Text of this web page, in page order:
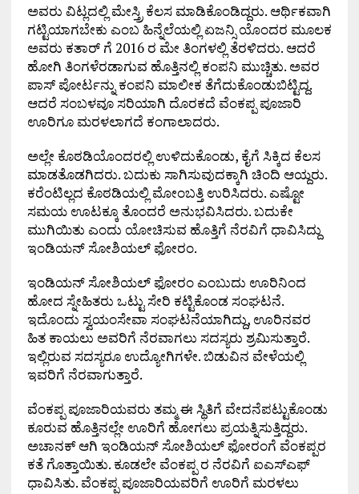
ಅವರು ವಿಟ್ಲದಲ್ಲಿ ಮೇಸ್ತ್ರಿ ಕೆಲಸ ಮಾಡಿಕೊಂಡಿದ್ದರು. ಆರ್ಥಿಕವಾಗಿ
ಗಟ್ಟಿಯಾಗಬೇಕು ಎಂಬ ಹಿನ್ನೆಲೆಯಲ್ಲಿ ಏಜನ್ಸಿ ಯೊಂದರ ಮೂಲಕ
ಅವರು ಕತಾರ್ ಗೆ 2016 ರ ಮೇ ತಿಂಗಳಲ್ಲಿ ತೆರಳಿದರು. ಆದರೆ
ಹೋಗಿ ತಿಂಗಳೆರಡಾಗುವ ಹೊತ್ತಿನಲ್ಲಿ ಕಂಪನಿ ಮುಚ್ಚಿತು. ಅವರ
ಪಾಸ್ ಪೋರ್ಟನ್ನು ಕಂಪನಿ ಮಾಲೀಕ ತೆಗೆದುಕೊಂಡುಬಿಟ್ಟಿದ್ದ.
ಆದರೆ ಸಂಬಳವೂ ಸರಿಯಾಗಿ ದೊರಕದೆ ವೆಂಕಪ್ಪ ಪೂಜಾರಿ
ಊರಿಗೂ ಮರಳಲಾಗದೆ ಕಂಗಾಲಾದರು.
ಅಲ್ಲೇ ಕೊಠಡಿಯೊಂದರಲ್ಲಿ ಉಳಿದುಕೊಂಡು, ಕೈಗೆ ಸಿಕ್ಕಿದ ಕೆಲಸ
ಮಾಡತೊಡಗಿದರು. ಬದುಕು ಸಾಗಿಸುವುದಕ್ಕಾಗಿ ಚಿಂದಿ ಆಯ್ದರು.
ಕರೆಂಟಿಲ್ಲದ ಕೊಠಡಿಯಲ್ಲಿ ಮೋಂಬತ್ತಿ ಉರಿಸಿದರು. ಎಷ್ಟೋ
ಸಮಯ ಊಟಕ್ಕೂ ತೊಂದರೆ ಅನುಭವಿಸಿದರು. ಬದುಕೇ
ಮುಗಿಯಿತು ಎಂದು ಯೋಚಿಸುವ ಹೊತ್ತಿಗೆ ನೆರವಿಗೆ ಧಾವಿಸಿದ್ದು
ಇಂಡಿಯನ್ ಸೋಶಿಯಲ್ ಫೋರಂ.
ಇಂಡಿಯನ್ ಸೋಶಿಯಲ್ ಫೋರಂ ಎಂಬುದು ಊರಿನಿಂದ
ಹೋದ ಸ್ನೇಹಿತರು ಒಟ್ಟು ಸೇರಿ ಕಟ್ಟಿಕೊಂಡ ಸಂಘಟನೆ.
ಇದೊಂದು ಸ್ವಯಂಸೇವಾ ಸಂಘಟನೆಯಾಗಿದ್ದು, ಊರಿನವರ
ಹಿತ ಕಾಯಲು ಅವರಿಗೆ ನೆರವಾಗಲು ಸದಸ್ಯರು ಶ್ರಮಿಸುತ್ತಾರೆ.
ಇಲ್ಲಿರುವ ಸದಸ್ಯರೂ ಉದ್ಯೋಗಿಗಳೇ. ಬಿಡುವಿನ ವೇಳೆಯಲ್ಲಿ
ಇವರಿಗೆ ನೆರವಾಗುತ್ತಾರೆ.
ವೆಂಕಪ್ಪ ಪೂಜಾರಿಯವರು ತಮ್ಮ ಈ ಸ್ಥಿತಿಗೆ ವೇದನೆಪಟ್ಟುಕೊಂಡು
ಕೂರುವ ಹೊತ್ತಿನಲ್ಲೇ ಊರಿಗೆ ಹೋಗಲು ಪ್ರಯತ್ನಿಸುತ್ತಿದ್ದರು.
ಅಚಾನಕ್ ಆಗಿ ಇಂಡಿಯನ್ ಸೋಶಿಯಲ್ ಫೋರಂಗೆ ವೆಂಕಪ್ಪರ
ಕತೆ ಗೊತ್ತಾಯಿತು. ಕೂಡಲೇ ವೆಂಕಪ್ಪ ರ ನೆರವಿಗೆ ಐಎಸ್‌ಎಫ್
ಧಾವಿಸಿತು. ವೆಂಕಪ್ಪ ಪೂಜಾರಿಯವರಿಗೆ ಊರಿಗೆ ಮರಳಲು